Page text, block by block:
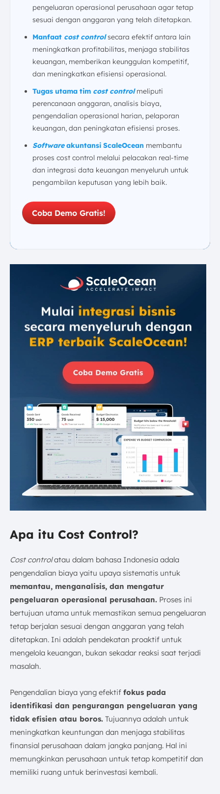
pengeluaran operasional perusahaan agar tetap
sesuai dengan anggaran yang telah ditetapkan.
Manfaat cost controlsecara efektif antara lain
meningkatkan profitabilitas, menjaga stabilitas
keuangan, memberikan keunggulan kompetitif,
dan meningkatkan efisiensi operasional.
Tugas utama tim cost controlmeliputi
perencanaan anggaran, analisis biaya,
pengendalian operasional harian, pelaporan
keuangan, dan peningkatan efisiensi proses.
Softwareakuntansi ScaleOcean membantu
proses cost control melalui pelacakan real-time
dan integrasi data keuangan menyeluruh untuk
pengambilan keputusan yang lebih baik.
Coba Demo Gratis!
Apa itu Cost Control?
Cost controlatau dalam bahasa Indonesia adala
pengendalian biaya yaitu upaya sistematis untuk
memantau, menganalisis, dan mengatur
pengeluaran operasional perusahaan. Proses ini
bertujuan utama untuk memastikan semua pengeluaran
tetap berjalan sesuai dengan anggaran yang telah
ditetapkan. Ini adalah pendekatan proaktif untuk
mengelola keuangan, bukan sekadar reaksi saat terjadi
masalah.
Pengendalian biaya yang efektif fokus pada
identifikasi dan pengurangan pengeluaran yang
tidak efisien atau boros. Tujuannya adalah untuk
meningkatkan keuntungan dan menjaga stabilitas
finansial perusahaan dalam jangka panjang. Hal ini
memungkinkan perusahaan untuk tetap kompetitif dan
memiliki ruang untuk berinvestasi kembali.